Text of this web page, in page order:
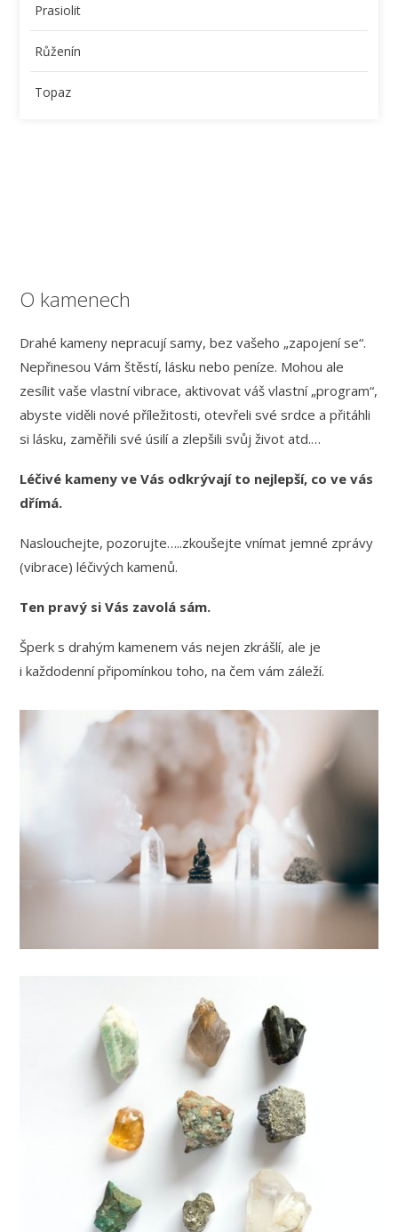
Prasiolit
Růženín
Topaz
O kamenech
Drahé kameny nepracují samy, bez vašeho „zapojení se“.
Nepřinesou Vám štěstí, lásku nebo peníze. Mohou ale
zesílit vaše vlastní vibrace, aktivovat váš vlastní „program“,
abyste viděli nové příležitosti, otevřeli své srdce a přitáhli
si lásku, zaměřili své úsilí a zlepšili svůj život atd.…
Léčivé kameny ve Vás odkrývají to nejlepší, co ve vás
dřímá.
Naslouchejte, pozorujte…..zkoušejte vnímat jemné zprávy
(vibrace) léčivých kamenů.
Ten pravý si Vás zavolá sám.
Šperk s drahým kamenem vás nejen zkrášlí, ale je
i každodenní připomínkou toho, na čem vám záleží.